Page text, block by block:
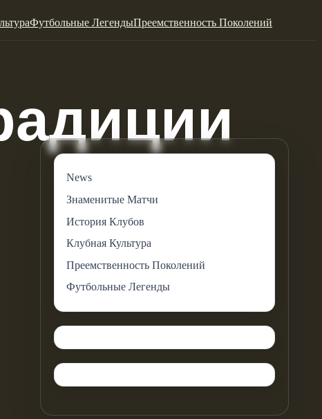
Футбольные ЛегендыПреемственность Поколений
News
Знаменитые Матчи
История Клубов
Клубная Культура
Преемственность Поколений
Футбольные Легенды